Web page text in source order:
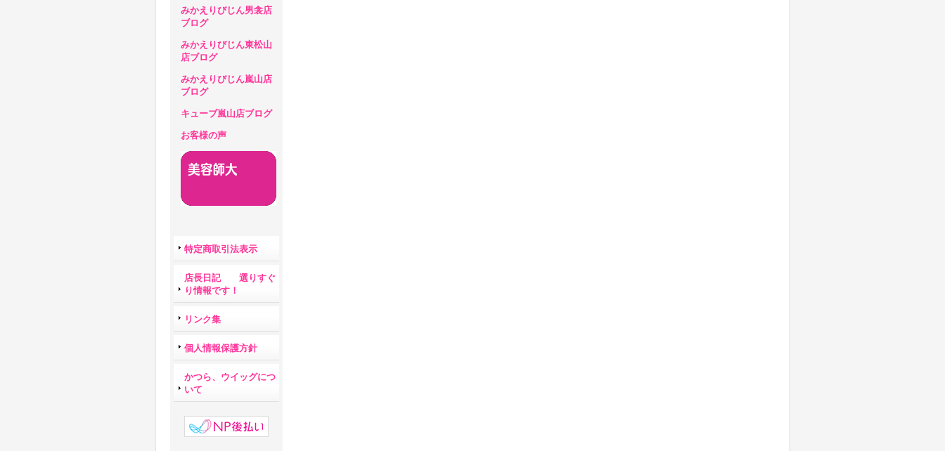
みかえりびじん男衾店
ブログ
みかえりびじん東松山
店ブログ
みかえりびじん嵐山店
ブログ
キューブ嵐山店ブログ
お客様の声
特定商取引法表示
店長日記 選りすぐ
り情報です！
リンク集
個人情報保護方針
かつら、ウイッグにつ
いて